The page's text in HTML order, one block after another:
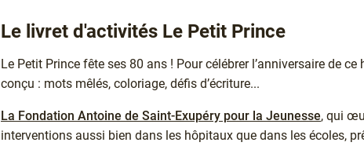
Le livret d'activités Le Petit Prince
Le Petit Prince fête ses 80 ans ! Pour célébrer l’anniversaire de
conçu : mots mêlés, coloriage, défis d’écriture...
La Fondation Antoine de Saint-Exupéry pour la Jeunesse, qui
interventions aussi bien dans les hôpitaux que dans les écoles,